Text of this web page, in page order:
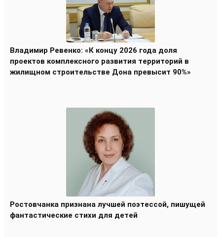
Владимир Ревенко: «К концу 2026 года доля
проектов комплексного развития территорий в
жилищном строительстве Дона превысит 90%»
Ростовчанка признана лучшей поэтессой, пишущей
фантастические стихи для детей